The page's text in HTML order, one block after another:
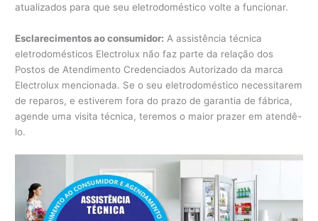
atualizados para que seu eletrodoméstico volte a funcionar.
Esclarecimentos ao consumidor: A assistência técnica
eletrodomésticos Electrolux não faz parte da relação dos
Postos de Atendimento Credenciados Autorizado da marca
Electrolux mencionada. Se o seu eletrodoméstico necessitarem
de reparos, e estiverem fora do prazo de garantia de fábrica,
agende uma visita técnica, teremos o maior prazer em atendê-
lo.